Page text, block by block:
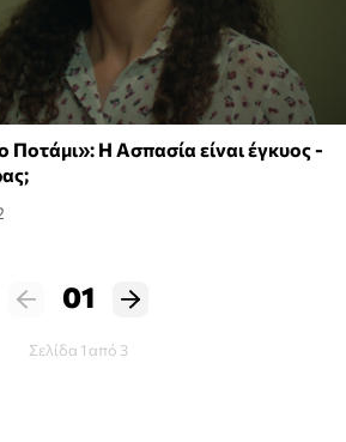
Ποτάμι»: Η Ασπασία είναι έγκυος -
01
Σελίδα 1 από 3